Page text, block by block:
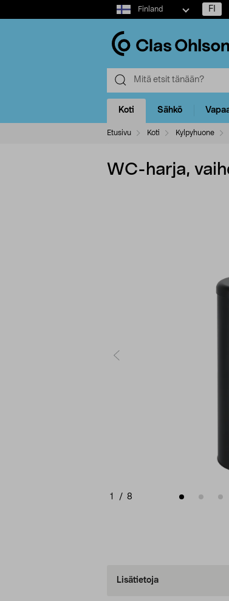
Select
market
Finland FI
Koti Sähkö
Etusivu Koti Kylpyhuone
WC-harja,
1 / 8
Lisätietoja